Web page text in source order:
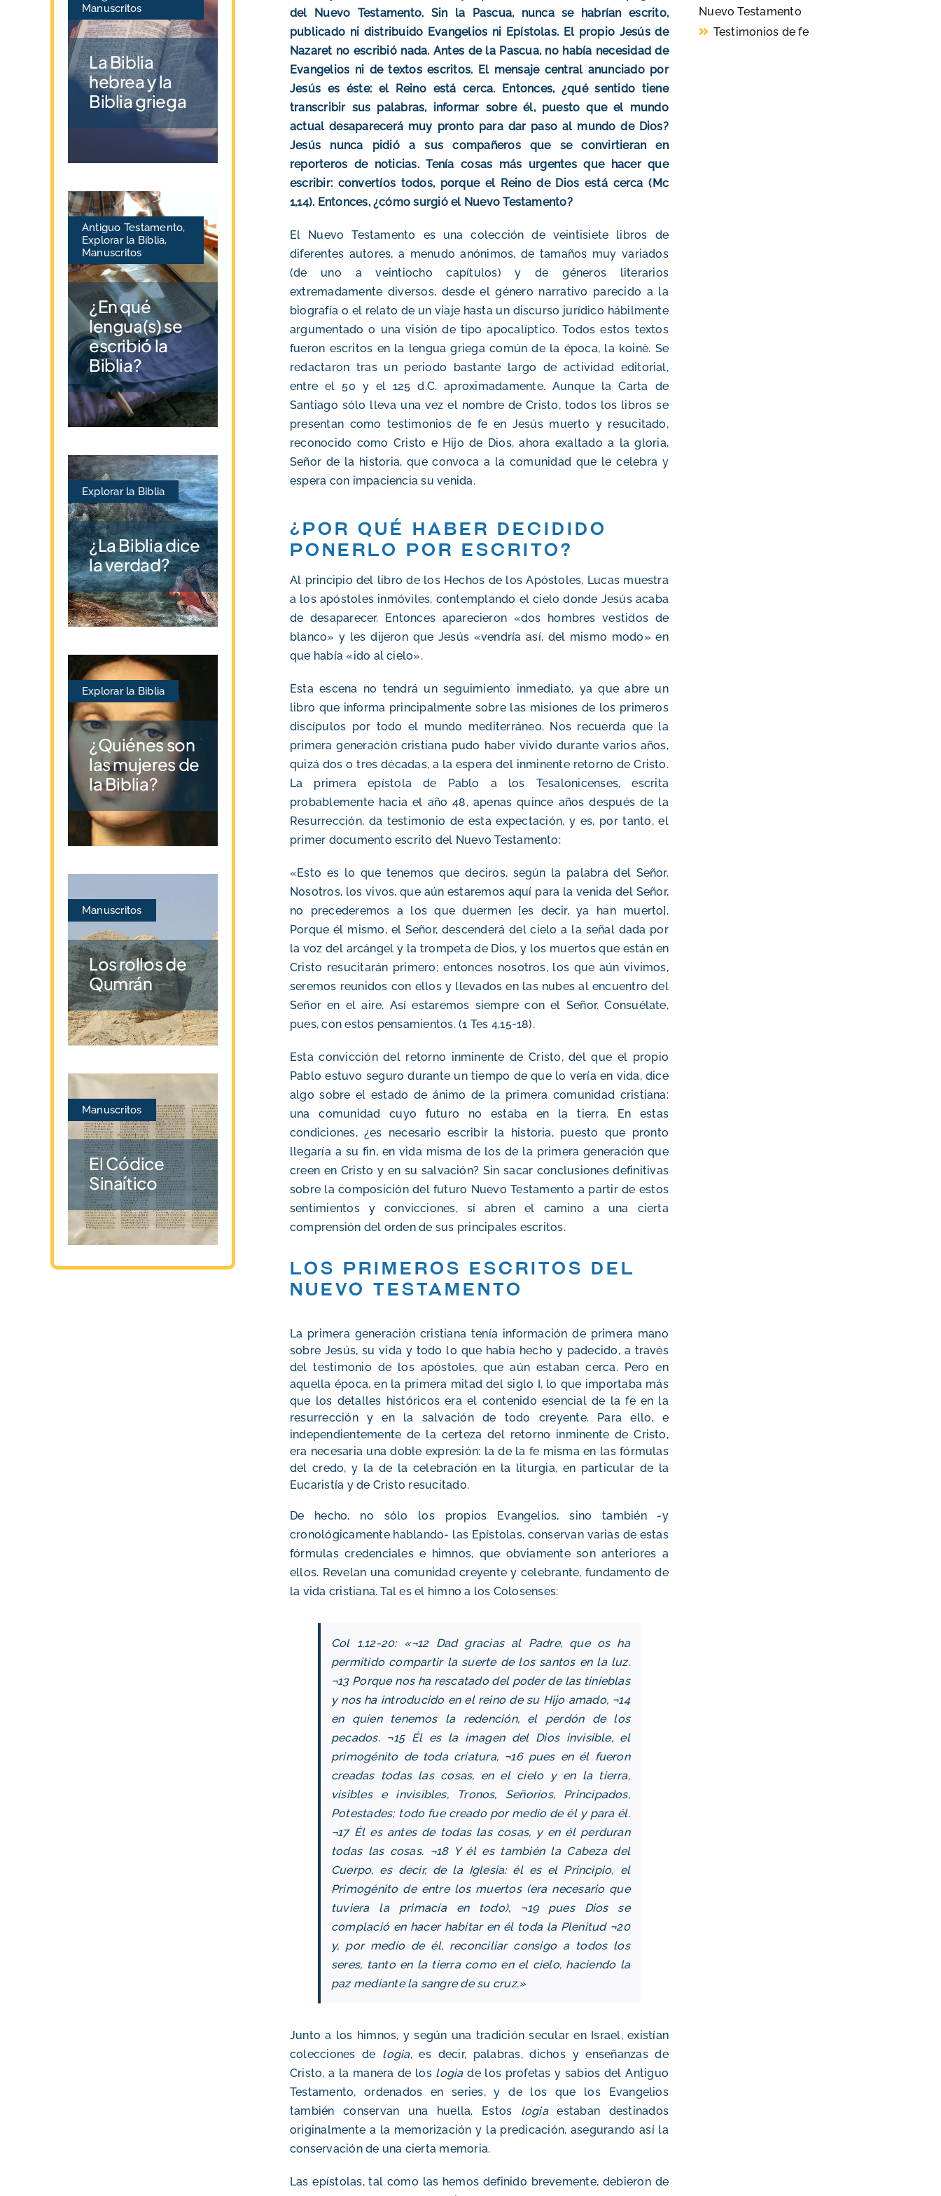
Manuscritos
La Biblia
hebrea y la
Biblia griega
Antiguo Testamento,
Explorar la Biblia,
Manuscritos
¿En qué
lengua(s) se
escribió la
Biblia?
Explorar la Biblia
¿La Biblia dice
la verdad?
Explorar la Biblia
¿Quiénes son
las mujeres de
la Biblia?
Manuscritos
Los rollos de
Qumrán
Manuscritos
El Códice
Sinaítico
del Nuevo Testamento. Sin la Pascua, nunca se habrían escrito,
publicado ni distribuido Evangelios ni Epístolas. El propio Jesús de
Nazaret no escribió nada. Antes de la Pascua, no había necesidad de
Evangelios ni de textos escritos. El mensaje central anunciado por
Jesús es éste: el Reino está cerca. Entonces, ¿qué sentido tiene
transcribir sus palabras, informar sobre él, puesto que el mundo
actual desaparecerá muy pronto para dar paso al mundo de Dios?
Jesús nunca pidió a sus compañeros que se convirtieran en
reporteros de noticias. Tenía cosas más urgentes que hacer que
escribir: convertíos todos, porque el Reino de Dios está cerca (Mc
1,14). Entonces, ¿cómo surgió el Nuevo Testamento?
El Nuevo Testamento es una colección de veintisiete libros de
diferentes autores, a menudo anónimos, de tamaños muy variados
(de uno a veintiocho capítulos) y de géneros literarios
extremadamente diversos, desde el género narrativo parecido a la
biografía o el relato de un viaje hasta un discurso jurídico hábilmente
argumentado o una visión de tipo apocalíptico. Todos estos textos
fueron escritos en la lengua griega común de la época, la koinè. Se
redactaron tras un periodo bastante largo de actividad editorial,
entre el 50 y el 125 d.C. aproximadamente. Aunque la Carta de
Santiago sólo lleva una vez el nombre de Cristo, todos los libros se
presentan como testimonios de fe en Jesús muerto y resucitado,
reconocido como Cristo e Hijo de Dios, ahora exaltado a la gloria,
Señor de la historia, que convoca a la comunidad que le celebra y
espera con impaciencia su venida.
¿Por qué haber decidido
ponerlo por escrito?
Al principio del libro de los Hechos de los Apóstoles, Lucas muestra
a los apóstoles inmóviles, contemplando el cielo donde Jesús acaba
de desaparecer. Entonces aparecieron «dos hombres vestidos de
blanco» y les dijeron que Jesús «vendría así, del mismo modo» en
que había «ido al cielo».
Esta escena no tendrá un seguimiento inmediato, ya que abre un
libro que informa principalmente sobre las misiones de los primeros
discípulos por todo el mundo mediterráneo. Nos recuerda que la
primera generación cristiana pudo haber vivido durante varios años,
quizá dos o tres décadas, a la espera del inminente retorno de Cristo.
La primera epístola de Pablo a los Tesalonicenses, escrita
probablemente hacia el año 48, apenas quince años después de la
Resurrección, da testimonio de esta expectación, y es, por tanto, el
primer documento escrito del Nuevo Testamento:
«Esto es lo que tenemos que deciros, según la palabra del Señor.
Nosotros, los vivos, que aún estaremos aquí para la venida del Señor,
no precederemos a los que duermen [es decir, ya han muerto].
Porque él mismo, el Señor, descenderá del cielo a la señal dada por
la voz del arcángel y la trompeta de Dios, y los muertos que están en
Cristo resucitarán primero; entonces nosotros, los que aún vivimos,
seremos reunidos con ellos y llevados en las nubes al encuentro del
Señor en el aire. Así estaremos siempre con el Señor. Consuélate,
pues, con estos pensamientos. (1 Tes 4,15-18).
Esta convicción del retorno inminente de Cristo, del que el propio
Pablo estuvo seguro durante un tiempo de que lo vería en vida, dice
algo sobre el estado de ánimo de la primera comunidad cristiana:
una comunidad cuyo futuro no estaba en la tierra. En estas
condiciones, ¿es necesario escribir la historia, puesto que pronto
llegaría a su fin, en vida misma de los de la primera generación que
creen en Cristo y en su salvación? Sin sacar conclusiones definitivas
sobre la composición del futuro Nuevo Testamento a partir de estos
sentimientos y convicciones, sí abren el camino a una cierta
comprensión del orden de sus principales escritos.
Los primeros escritos del
Nuevo Testamento
La primera generación cristiana tenía información de primera mano
sobre Jesús, su vida y todo lo que había hecho y padecido, a través
del testimonio de los apóstoles, que aún estaban cerca. Pero en
aquella época, en la primera mitad del siglo I, lo que importaba más
que los detalles históricos era el contenido esencial de la fe en la
resurrección y en la salvación de todo creyente. Para ello, e
independientemente de la certeza del retorno inminente de Cristo,
era necesaria una doble expresión: la de la fe misma en las fórmulas
del credo, y la de la celebración en la liturgia, en particular de la
Eucaristía y de Cristo resucitado.
De hecho, no sólo los propios Evangelios, sino también -y
cronológicamente hablando- las Epístolas, conservan varias de estas
fórmulas credenciales e himnos, que obviamente son anteriores a
ellos. Revelan una comunidad creyente y celebrante, fundamento de
la vida cristiana. Tal es el himno a los Colosenses:
Col 1,12-20: «¬12 Dad gracias al Padre, que os ha
permitido compartir la suerte de los santos en la luz.
¬13 Porque nos ha rescatado del poder de las tinieblas
y nos ha introducido en el reino de su Hijo amado, ¬14
en quien tenemos la redención, el perdón de los
pecados. ¬15 Él es la imagen del Dios invisible, el
primogénito de toda criatura, ¬16 pues en él fueron
creadas todas las cosas, en el cielo y en la tierra,
visibles e invisibles, Tronos, Señoríos, Principados,
Potestades; todo fue creado por medio de él y para él.
¬17 Él es antes de todas las cosas, y en él perduran
todas las cosas. ¬18 Y él es también la Cabeza del
Cuerpo, es decir, de la Iglesia: él es el Principio, el
Primogénito de entre los muertos (era necesario que
tuviera la primacía en todo), ¬19 pues Dios se
complació en hacer habitar en él toda la Plenitud ¬20
y, por medio de él, reconciliar consigo a todos los
seres, tanto en la tierra como en el cielo, haciendo la
paz mediante la sangre de su cruz.»
Junto a los himnos, y según una tradición secular en Israel, existían
colecciones de logia, es decir, palabras, dichos y enseñanzas de
Cristo, a la manera de los logiade los profetas y sabios del Antiguo
Testamento, ordenados en series, y de los que los Evangelios
también conservan una huella. Estos logiaestaban destinados
originalmente a la memorización y la predicación, asegurando así la
conservación de una cierta memoria.
Las epístolas, tal como las hemos definido brevemente, debieron de
Nuevo Testamento
Testimonios de fe